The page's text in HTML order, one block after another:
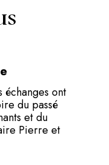
échanges ont
du passé
et du
Pierre et